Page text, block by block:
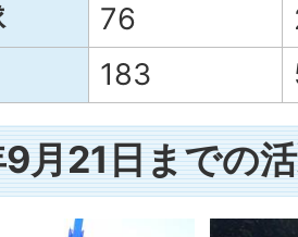
76
183
月21日までの